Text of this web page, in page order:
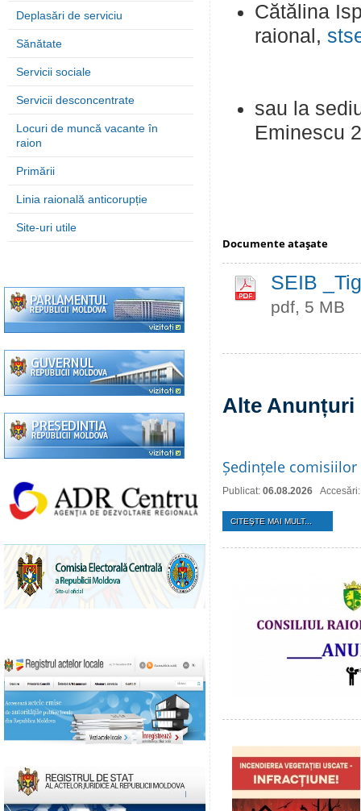
Deplasări de serviciu
Sănătate
Servicii sociale
Servicii desconcentrate
Locuri de muncă vacante în
raion
Primării
Linia raională anticorupție
Site-uri utile
Cătălina
raional,
sau la
Eminescu
Documente ataşate
SEIB
pdf, 5 MB
Alte Anunțuri
Ședințele
Publicat: 06.08.2026
CITEŞTE MAI MULT...